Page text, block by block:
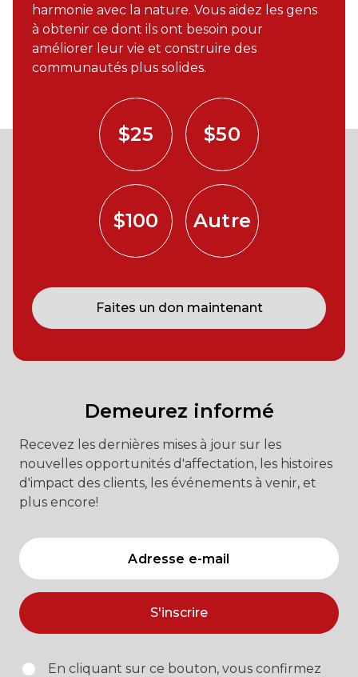
harmonie avec la nature. Vous aidez les gens
à obtenir ce dont ils ont besoin pour
améliorer leur vie et construire des
communautés plus solides.
$25 $50
$100 Autre
Faites un don maintenant
Demeurez informé
Recevez les dernières mises à jour sur les
nouvelles opportunités d'affectation, les histoires
d'impact des clients, les événements à venir, et
plus encore!
S'inscrire
En cliquant sur ce bouton, vous confirmez